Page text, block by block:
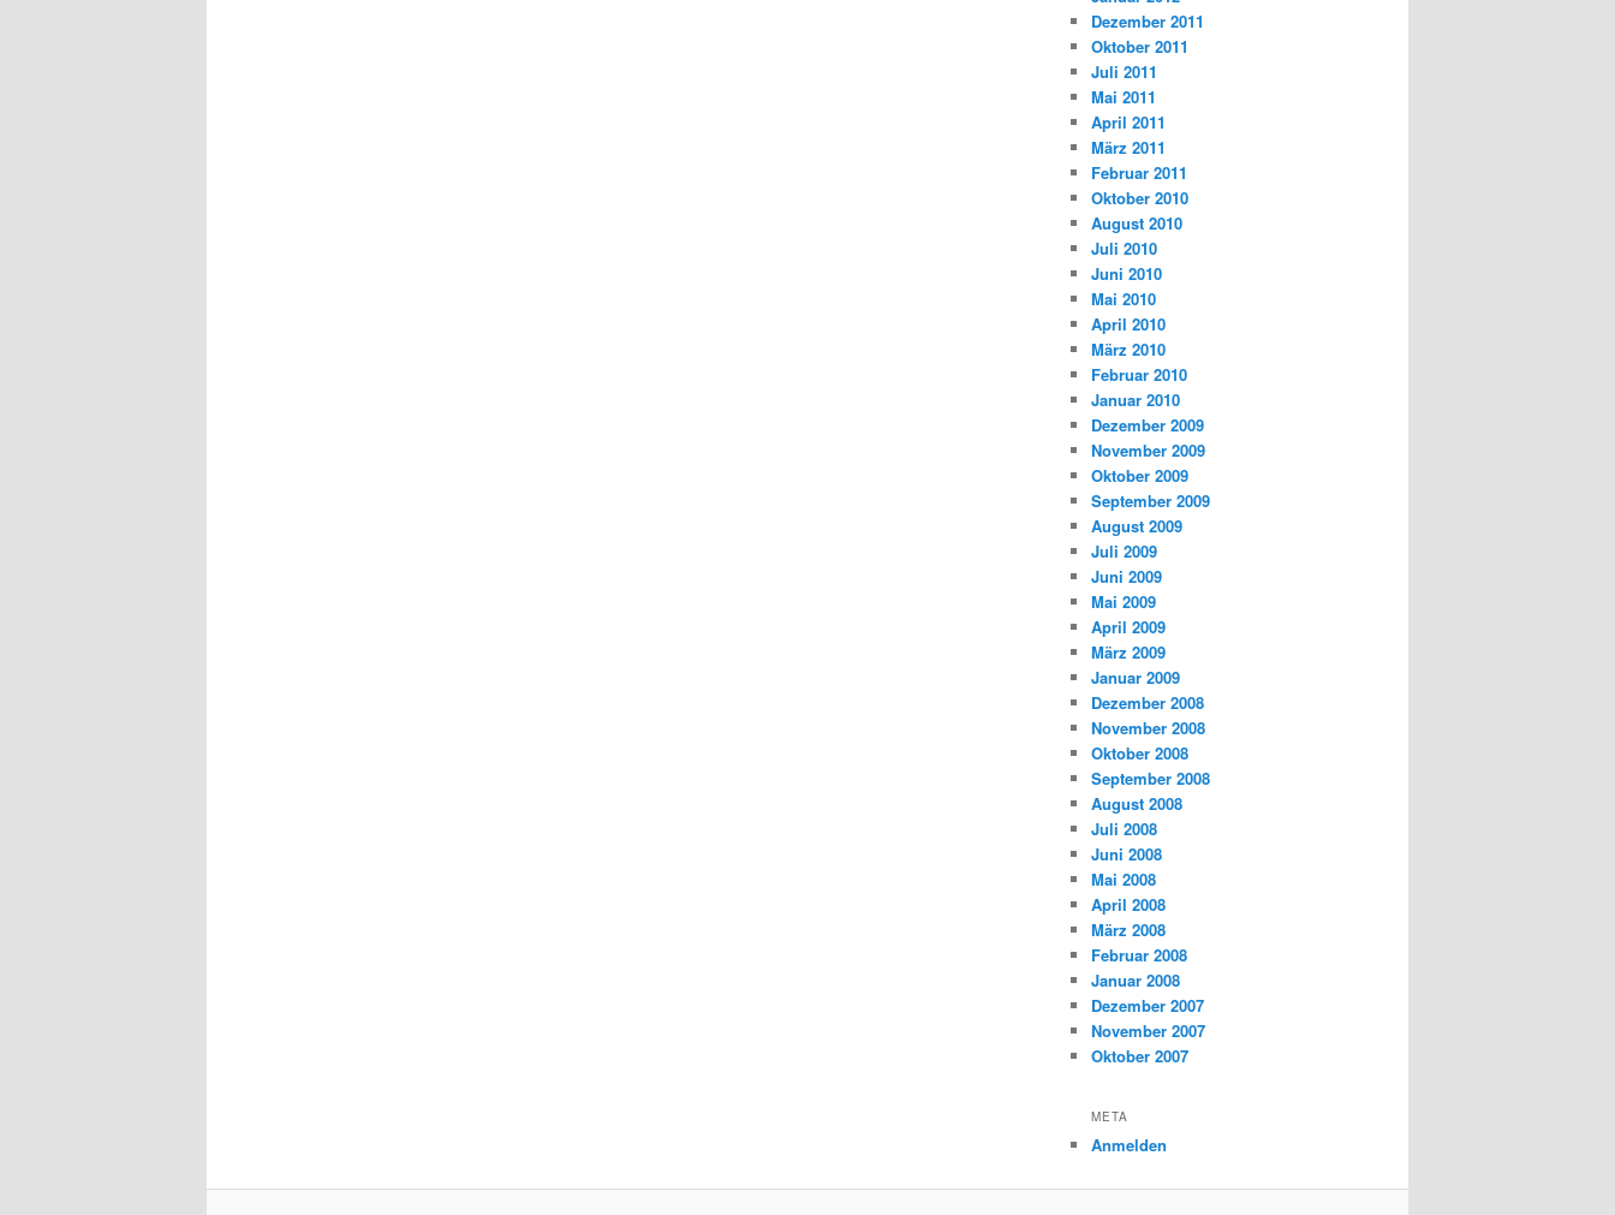
Dezember 2011
Oktober 2011
Juli 2011
Mai 2011
April 2011
März 2011
Februar 2011
Oktober 2010
August 2010
Juli 2010
Juni 2010
Mai 2010
April 2010
März 2010
Februar 2010
Januar 2010
Dezember 2009
November 2009
Oktober 2009
September 2009
August 2009
Juli 2009
Juni 2009
Mai 2009
April 2009
März 2009
Januar 2009
Dezember 2008
November 2008
Oktober 2008
September 2008
August 2008
Juli 2008
Juni 2008
Mai 2008
April 2008
März 2008
Februar 2008
Januar 2008
Dezember 2007
November 2007
Oktober 2007
META
Anmelden